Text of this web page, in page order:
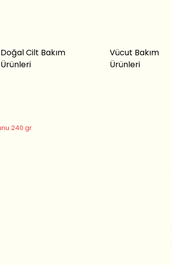
Doğal Cilt Bakım
Ürünleri
Vücut Bakım
Ürünleri